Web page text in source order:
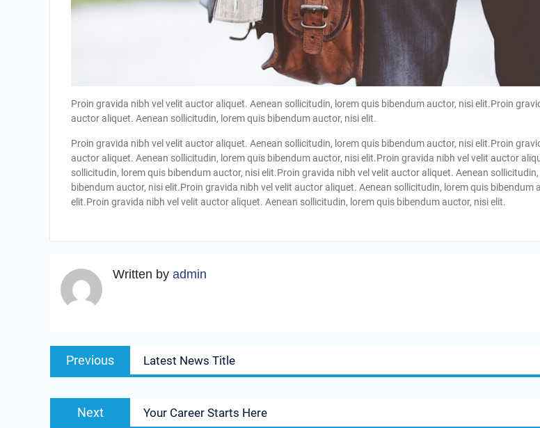
Proin gravida nibh vel velit auctor aliquet. Aenean sollicitudin, lorem quis bibendum auctor, nisi elit.Proin
auctor aliquet. Aenean sollicitudin, lorem quis bibendum auctor, nisi elit.
Proin gravida nibh vel velit auctor aliquet. Aenean sollicitudin, lorem quis bibendum auctor, nisi elit.Proin
auctor aliquet. Aenean sollicitudin, lorem quis bibendum auctor, nisi elit.Proin gravida nibh vel velit auctor
sollicitudin, lorem quis bibendum auctor, nisi elit.Proin gravida nibh vel velit auctor aliquet. Aenean
bibendum auctor, nisi elit.Proin gravida nibh vel velit auctor aliquet. Aenean sollicitudin, lorem quis bibendum
elit.Proin gravida nibh vel velit auctor aliquet. Aenean sollicitudin, lorem quis bibendum auctor, nisi elit.
Written by admin
Navigasi
posPrevious
post:
Latest News Title
Next
post:
Your Career Starts Here